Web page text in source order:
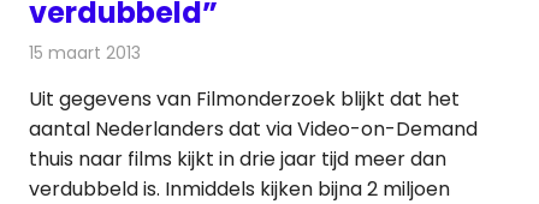
verdubbeld”
15 maart 2013
Uit gegevens van Filmonderzoek blijkt dat het
aantal Nederlanders dat via Video-on-Demand
thuis naar films kijkt in drie jaar tijd meer dan
verdubbeld is. Inmiddels kijken bijna 2 miljoen